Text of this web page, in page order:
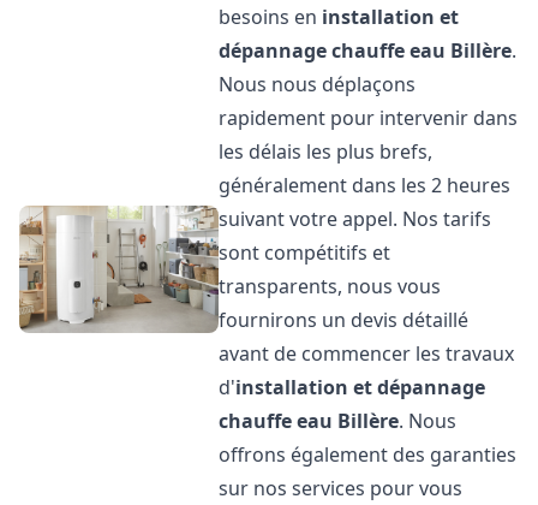
besoins en installation et
dépannage chauffe eau Billère.
Nous nous déplaçons
rapidement pour intervenir dans
les délais les plus brefs,
généralement dans les 2 heures
suivant votre appel. Nos tarifs
sont compétitifs et
transparents, nous vous
fournirons un devis détaillé
avant de commencer les travaux
d'installation et dépannage
chauffe eau Billère. Nous
offrons également des garanties
sur nos services pour vous